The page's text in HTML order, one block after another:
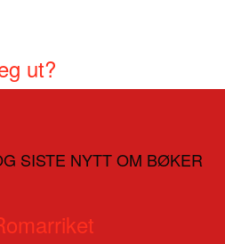
ut?
SISTE NYTT OM BØKER